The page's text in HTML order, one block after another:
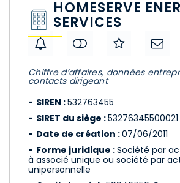
HOMESERVE
SERVICES
Chiffre d’affaires, données
contacts dirigeant
SIREN :532763455
SIRET du siège :53276345500021
Date de création :07/06/2011
Forme juridique :Société par
à associé unique ou société par
unipersonnelle